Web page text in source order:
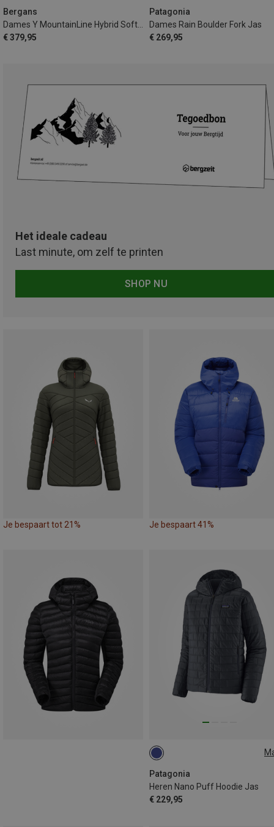
Bergans
€ 379,95
Patagonia
Dames Rain Boulder Fork Jas
€ 269,95
Het ideale cadeau
Last minute, om zelf te printen
SHOP NU
Je bespaart tot 21% Je bespaart 41%
Patagonia
Heren Nano Puff Hoodie Jas
€ 229,95
S